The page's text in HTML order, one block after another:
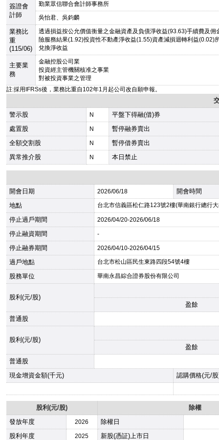
簽證會
計師
勤業眾信聯合會計師事務所
吳怡君、吳鈞麟
業務比
重
(115/06)
透過損益按公允價值衡量之金融資產及負債淨收益(93.63)手續費及
險服務結果(1.92)投資性不動產淨收益(1.55)資產減損迴轉利益
兌換淨收益
主要業
務
金融控股公司業
投資經主管機關核准之事業
對被投資事業之管理
註:採用IFRSs後，業務比重自102年1月起公司改自願申報。
警示股
N
平盤下得融(借)券
處置股
N
暫停融券賣出
全額交割股
N
暫停借券賣出
異常推介股
N 本日禁止
開會日期 2026/06/18
開會時間
地點
台北市信義區松仁路123號2樓(華南銀行總行
停止過戶期間 2026/04/20-2026/06/18
停止融資期間 -
停止融券期間 2026/04/10-2026/04/15
過戶地點 台北市松山區民生東路四段54號4樓
股務單位 華南永昌綜合證券股份有限公司
股利(元/股)
盈餘
普通股
股利(元/股)
盈餘
普通股
現金增資金額(千元)
認購價格(元/
股利(元/股)
除權
發放年度
2026
除權日
股利年度
2025
新股(憑証)上市日